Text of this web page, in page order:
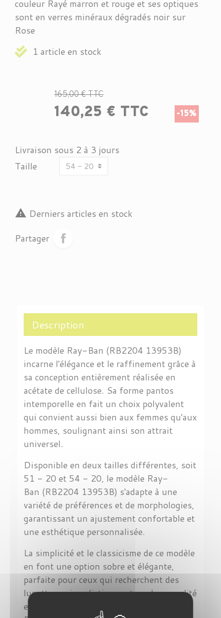
couleur Rayé marron et rouge et ses optiques
sont en verres minéraux dégradés noir sur
Rose
1 article en stock
165,00 € TTC
140,25 € TTC -15%
Livraison sous 2 à 3 jours
Taille
 Derniers articles en stock
Partager
Description
Le modèle Ray-Ban (RB2204 13953B)
incarne l'élégance et le raffinement grâce à
sa conception entièrement réalisée en
acétate de cellulose. Sa forme pantos
intemporelle en fait un choix polyvalent
qui convient aussi bien aux femmes qu'aux
hommes, soulignant ainsi son attrait
universel.
Disponible en deux tailles différentes, soit
51 - 20 et 54 - 20, le modèle Ray-
Ban (RB2204 13953B) s'adapte à une
variété de préférences et de morphologies,
garantissant un ajustement confortable et
une esthétique personnalisée.
La simplicité et le classicisme de ce modèle
en font une option sobre et élégante,
parfaite pour ceux qui recherchent des
lunettes qui se distinguent par leur qualité
et leur style intemporel. Avec le Ray-